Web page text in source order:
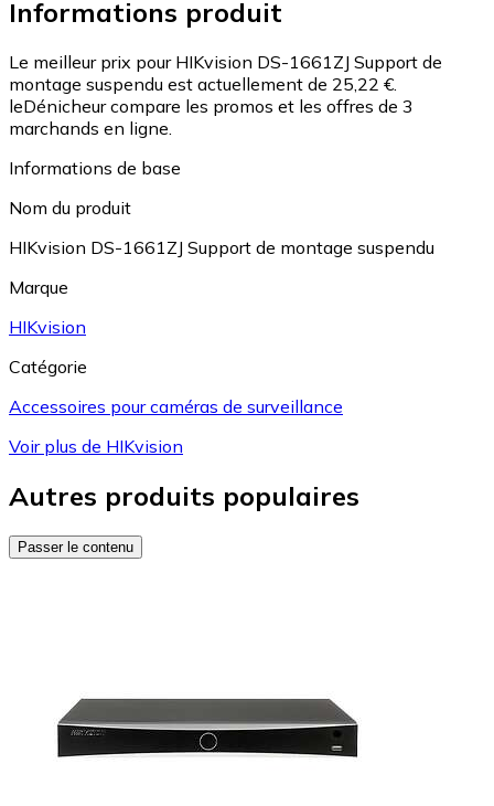
Informations produit
Le meilleur prix pour HIKvision DS-1661ZJ Support de
montage suspendu est actuellement de 25,22 €.
leDénicheur compare les promos et les offres de 3
marchands en ligne.
Informations de base
Nom du produit
HIKvision DS-1661ZJ Support de montage suspendu
Marque
HIKvision
Catégorie
Accessoires pour caméras de surveillance
Voir plus de HIKvision
Autres produits populaires
Passer le contenu